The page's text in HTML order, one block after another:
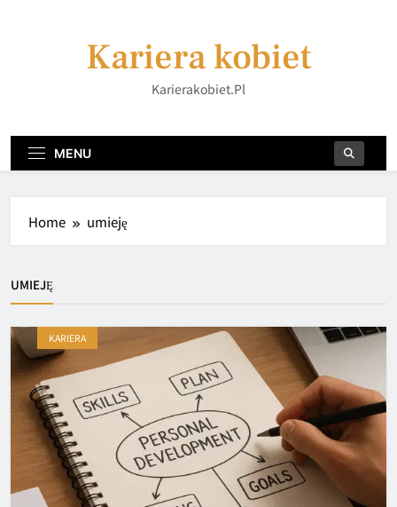
Kariera kobiet
Karierakobiet.pl
MENU
Home umieję
UMIEJĘ
KARIERA